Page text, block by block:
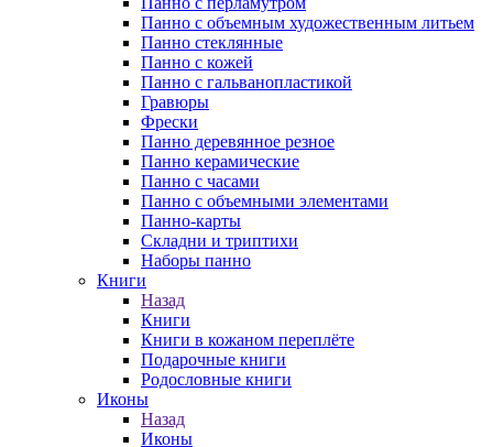
Панно с объемным художественным литьем
Панно стеклянные
Панно с кожей
Панно с гальванопластикой
Гравюры
Фрески
Панно деревянное резное
Панно керамические
Панно с часами
Панно с объемными элементами
Панно-карты
Складни и триптихи
Наборы панно
Книги
Назад
Книги
Книги в кожаном переплёте
Подарочные книги
Родословные книги
Иконы
Назад
Иконы